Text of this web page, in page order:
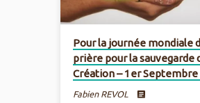
Pour la journée mondiale
prière pour la sauvegarde
Création – 1er
Fabien REVOL